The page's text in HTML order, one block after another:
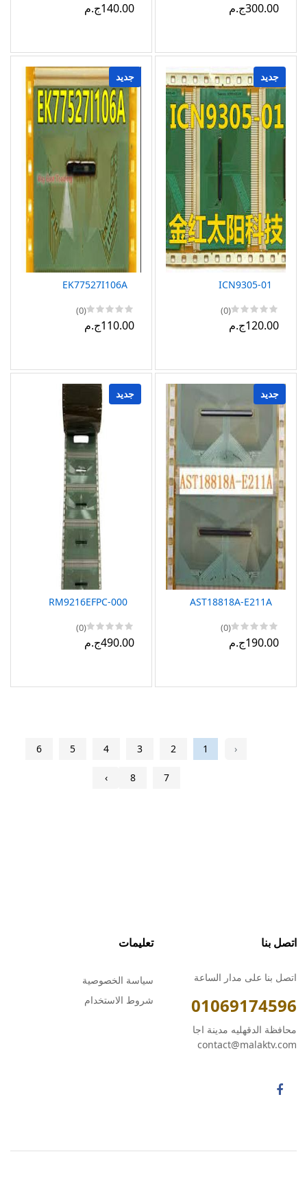
300.00ج.م 140.00ج.م
جديد
ICN9305-01
(0)
120.00ج.م
جديد
EK77527I106A
(0)
110.00ج.م
جديد
AST18818A-E211A
(0)
190.00ج.م
جديد
RM9216EFPC-000
(0)
490.00ج.م
‹
1
2
3
4
5
6
7
8
›
اتصل بنا
اتصل بنا على مدار الساعة
01069174596
محافظة الدقهليه مدينة اجا
contact@malaktv.com
تعليمات
سياسة الخصوصية
شروط الاستخدام